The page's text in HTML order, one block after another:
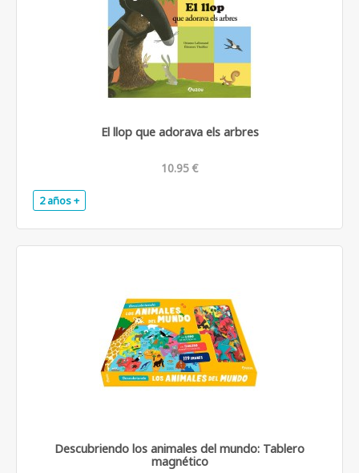
El llop que adorava els arbres
10.95 €
2 años +
Descubriendo los animales del mundo: Tablero
magnético